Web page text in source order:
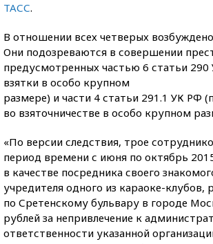
ТАСС.
В отношении всех четверых
Они подозреваются в совершении
предусмотренных частью 6 статьи 290
взятки в особо крупном
размере) и части 4 статьи 291.1 УК РФ
во взяточничестве в особо крупном
«По версии следствия, трое
период времени с июня по октябрь
в качестве посредника своего
учредителя одного из караоке-клубов,
по Сретенскому бульвару в городе
рублей за непривлечение к
ответственности указанной